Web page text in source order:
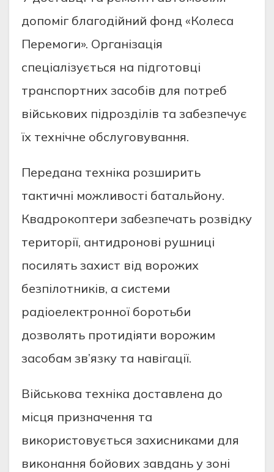
допоміг благодійний фонд «Колеса
Перемоги». Організація
спеціалізується на підготовці
транспортних засобів для потреб
військових підрозділів та забезпечує
їх технічне обслуговування.
Передана техніка розширить
тактичні можливості батальйону.
Квадрокоптери забезпечать розвідку
території, антидронові рушниці
посилять захист від ворожих
безпілотників, а системи
радіоелектронної боротьби
дозволять протидіяти ворожим
засобам зв’язку та навігації.
Військова техніка доставлена до
місця призначення та
використовується захисниками для
виконання бойових завдань у зоні